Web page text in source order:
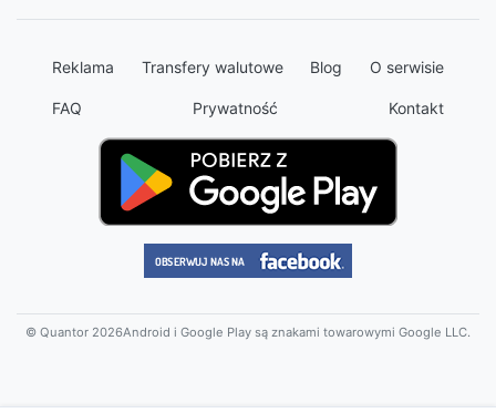
Reklama Transfery walutowe Blog O serwisie
FAQ Prywatność Kontakt
© Quantor 2026Android i Google Play są znakami towarowymi Google LLC.